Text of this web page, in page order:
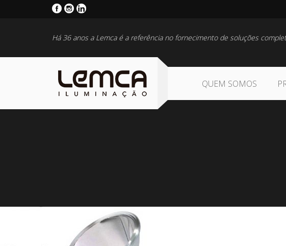
Há 36 anos a Lemca é a referência no fornecimento de soluções
QUEM SOMOS